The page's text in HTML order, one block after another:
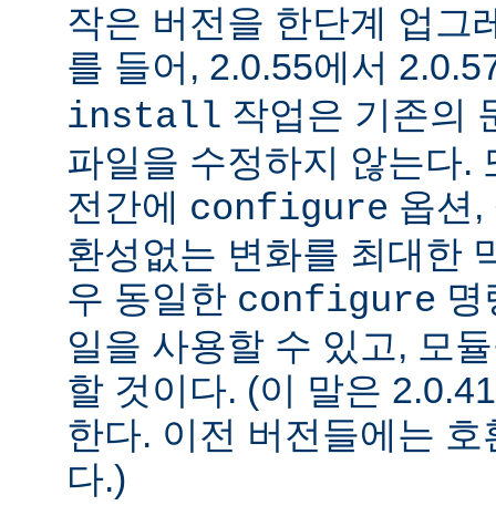
작은 버전을 한단계 업그
를 들어, 2.0.55에서
install 작업은 기존의
파일을 수정하지 않는다.
전간에 configure 옵션,
환성없는 변화를 최대한
우 동일한 configure 명
일을 사용할 수 있고, 모
할 것이다. (이 말은
한다. 이전 버전들에는
다.)